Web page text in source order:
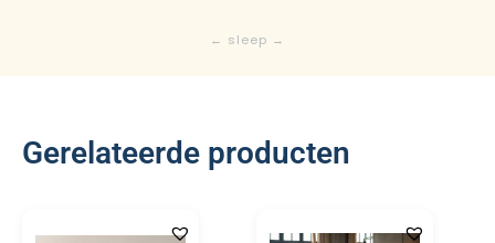
Gerelateerde producten